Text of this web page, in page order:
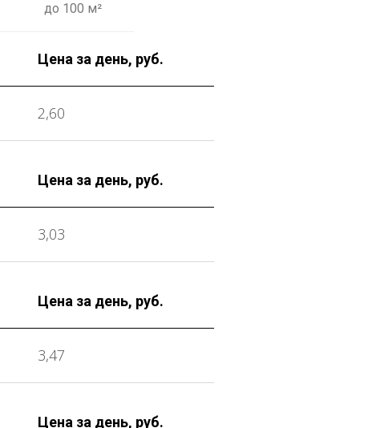
до 100 м²
Цена за день, руб.
2,60
Цена за день, руб.
3,03
Цена за день, руб.
3,47
Цена за день, руб.